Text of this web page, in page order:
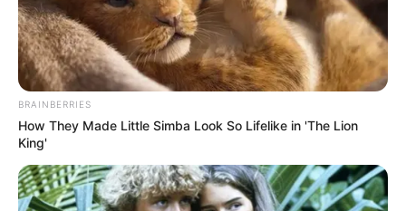
BRAINBERRIES
How They Made Little Simba Look So Lifelike in 'The Lion
King'